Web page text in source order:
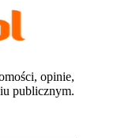
opinie,
publicznym.